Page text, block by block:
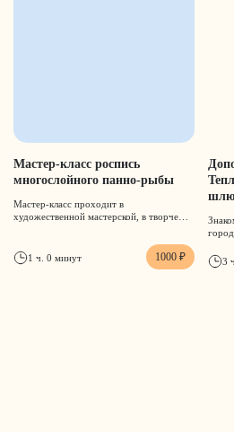
Мастер-класс роспись
многослойного панно-рыбы
Мастер-класс проходит в
художественной мастерской, в творче…
1 ч. 0 минут 1000 ₽ 3